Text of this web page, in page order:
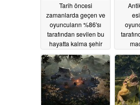
Tarih öncesi
zamanlarda geçen ve
oyuncuların %86'sı
tarafından sevilen bu
hayatta kalma şehir
kurma oyunu Steam'de
%50 indirimli06/04/2026